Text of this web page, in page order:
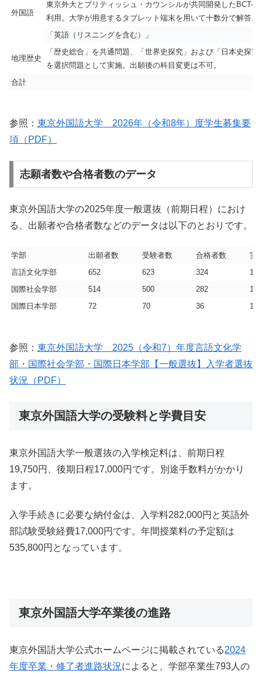
外国語
東京外大とブリティッシュ・カウンシルが共同開発したBCT-S
利用。大学が用意するタブレット端末を用いて十数分で解答。
「英語（リスニングを含む）」
地理歴史
「歴史総合」を共通問題、「世界史探究」および「日本史探究
を選択問題として実施。出願後の科目変更は不可。
合計
参照： 東京外国語大学 2026年（令和8年）度学生募集要
項（PDF）
志願者数や合格者数のデータ
東京外国語大学の2025年度一般選抜（前期日程）におけ
る、出願者や合格者数などのデータは以下のとおりです。
学部 出願者数 受験者数 合格者数
実
言語文化学部
652 623 324
1.9
国際社会学部
514 500 282
1.8
国際日本学部
72 70 36 1.9
参照： 東京外国語大学 2025（令和7）年度言語文化学
部・国際社会学部・国際日本学部【一般選抜】入学者選抜
状況（PDF）
東京外国語大学の受験料と学費目安
東京外国語大学一般選抜の入学検定料は、前期日程
19,750円、後期日程17,000円です。別途手数料がかかり
ます。
入学手続きに必要な納付金は、入学料282,000円と英語外
部試験受験経費17,000円です。年間授業料の予定額は
535,800円となっています。
東京外国語大学卒業後の進路
東京外国語大学公式ホームページに掲載されている2024
年度卒業・修了者進路状況によると、学部卒業生793人の